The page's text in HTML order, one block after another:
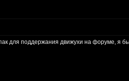
для поддержания движухи на форуме, я